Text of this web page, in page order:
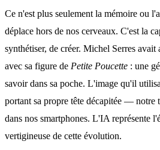
Ce n'est plus seulement la mémoire ou
déplace hors de nos cerveaux. C'est la
synthétiser, de créer. Michel Serres
avec sa figure de Petite Poucette : une
savoir dans sa poche. L'image qu'il
portant sa propre tête décapitée — notre
dans nos smartphones. L'IA représente
vertigineuse de cette évolution.